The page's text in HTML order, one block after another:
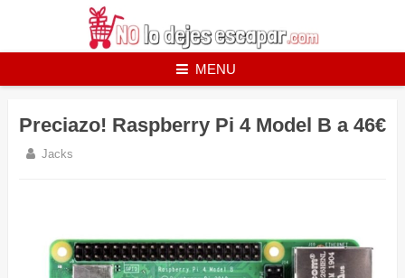
MENU
Preciazo! Raspberry Pi 4 Model B a 46€
Jacks